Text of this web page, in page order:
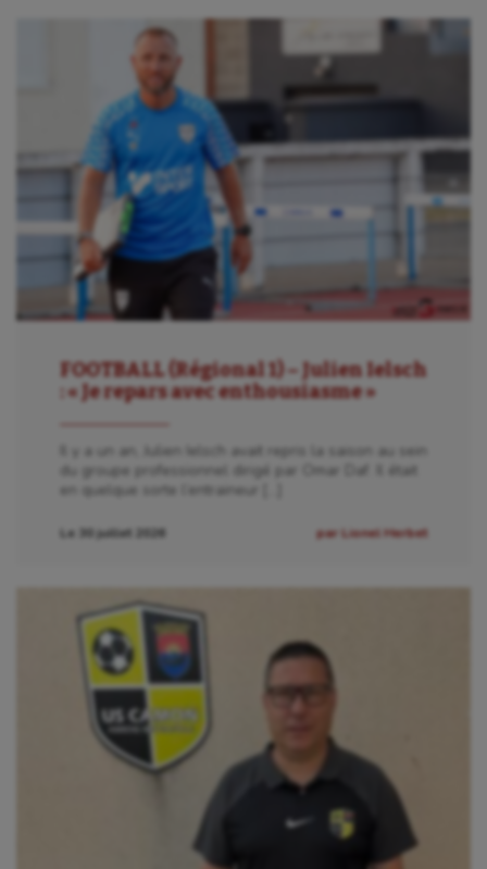
FOOTBALL (Régional 1) – Julien Ielsch
: « Je repars avec enthousiasme »
Il y a un an, Julien Ielsch avait repris la saison au sein
du groupe professionnel dirigé par Omar Daf. Il était
en quelque sorte l’entraineur […]
Le 30 juillet 2026 par Lionel Herbet